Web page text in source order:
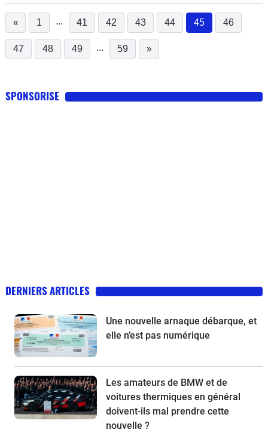
« 1 ... 41 42 43 44 45
(current)
46
47 48 49 ... 59 »
SPONSORISE
DERNIERS ARTICLES
Une nouvelle arnaque débarque, et
elle n’est pas numérique
Les amateurs de BMW et de
voitures thermiques en général
doivent-ils mal prendre cette
nouvelle ?